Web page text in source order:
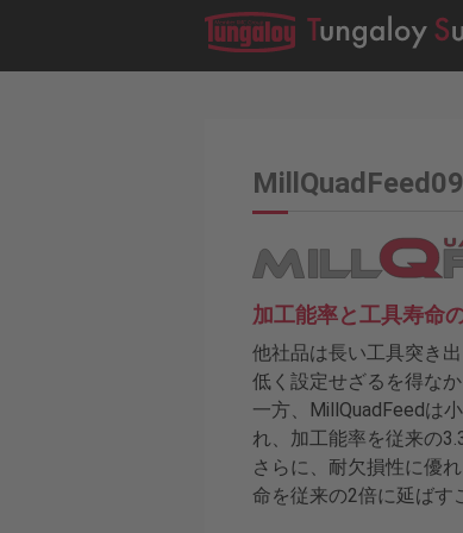
加工能率と工具寿命
他社品は長い工具突き
低く設定せざるを得なか
一方、MillQuadFeedは
れ、加工能率を従来の
さらに、耐欠損性に優
命を従来の2倍に延ばす